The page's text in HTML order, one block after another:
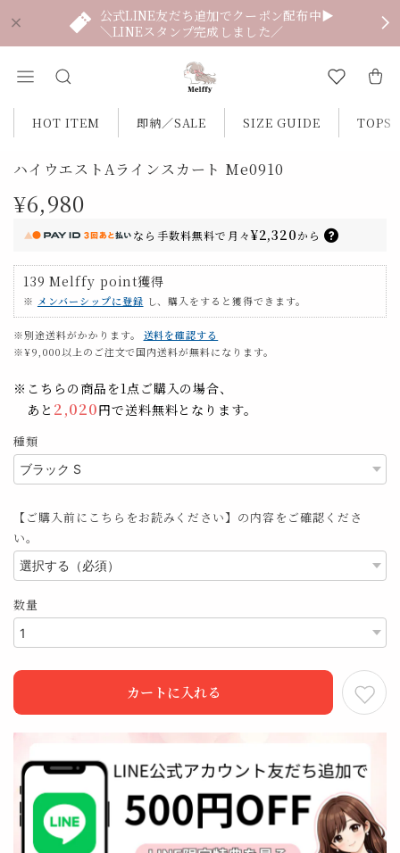
公式LINE友だち追加でクーポン配布中▶
＼LINEスタンプ完成しました／
HOT ITEM 即納／SALE SIZE GUIDE TOPS
ハイウエストAラインスカート Me0910
¥6,980
なら 手数料無料で 月々¥2,320から
139 Melffy point獲得
※ メンバーシップに登録 し、購入をすると獲得できます。
※別途送料がかかります。
送料を確認する
※¥9,000以上のご注文で国内送料が無料になります。
※こちらの商品を1点ご購入の場合、
あと 2,020円で送料無料となります。
種類
【ご購入前にこちらをお読みください】の内容をご確認くださ
い。
数量
カートに入れる